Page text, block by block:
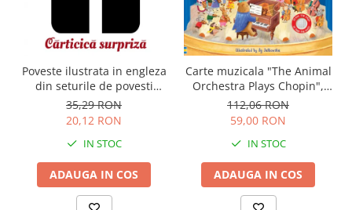
Poveste ilustrata in engleza
din seturile de povesti
Usborne
35,29 RON
20,12 RON
IN STOC
ADAUGA IN COS
Carte muzicala "The Animal
Orchestra Plays Chopin",
cartonata, Usborne
112,06 RON
59,00 RON
IN STOC
ADAUGA IN COS